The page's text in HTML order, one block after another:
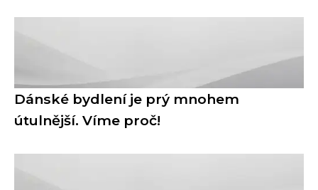
Dánské bydlení je prý mnohem
útulnější. Víme proč!